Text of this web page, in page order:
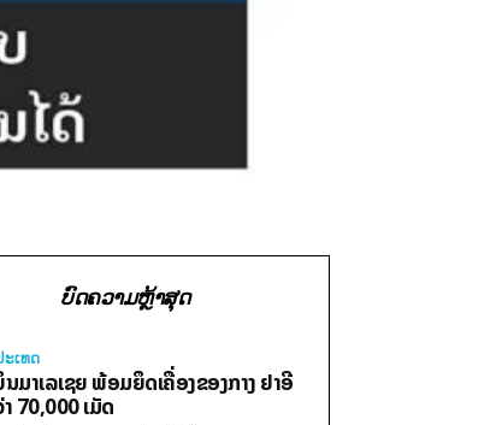
ບົດຄວາມຫຼ້າສຸດ
ະເທດ
ມາເລເຊຍ ພ້ອມຍຶດເຄື່ອງຂອງກາງ ຢາອີ
70,000 ເມັດ